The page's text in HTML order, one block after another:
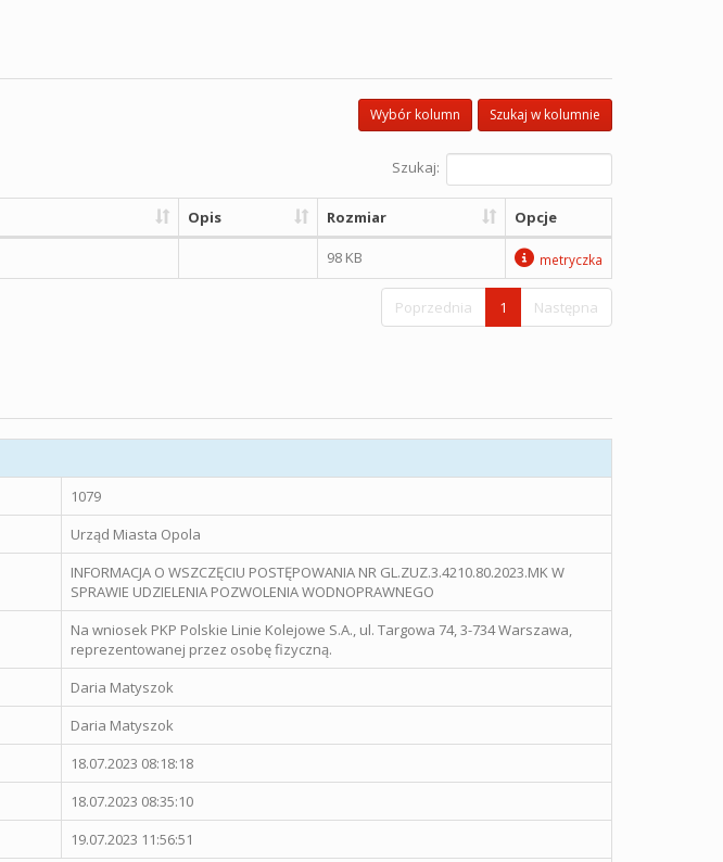
Szukaj w kolumnie
Wybór kolumn
Szukaj:
Opis Rozmiar Opcje
98 KB metryczka
Poprzednia 1 Następna
1079
Urząd Miasta Opola
INFORMACJA O WSZCZĘCIU POSTĘPOWANIA NR GL.ZUZ.3.4210.80.2023.MK W
SPRAWIE UDZIELENIA POZWOLENIA WODNOPRAWNEGO
Na wniosek PKP Polskie Linie Kolejowe S.A., ul. Targowa 74, 3-734 Warszawa,
reprezentowanej przez osobę fizyczną.
Daria Matyszok
Daria Matyszok
18.07.2023 08:18:18
18.07.2023 08:35:10
19.07.2023 11:56:51